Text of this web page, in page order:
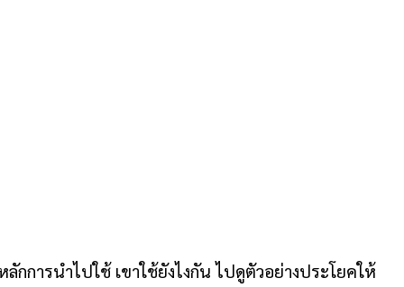
การนำไปใช้ เขาใช้ยังไงกัน ไปดูตัวอย่างประโยคให้